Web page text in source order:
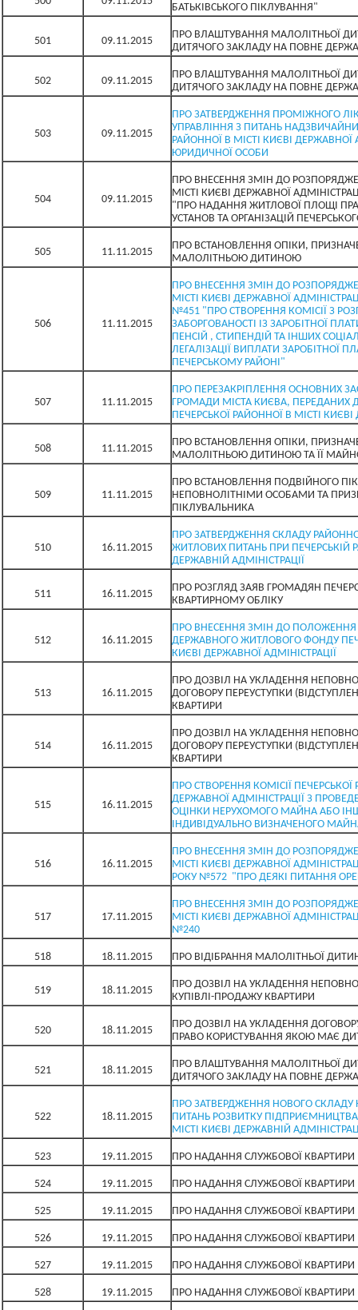
БАТЬКІВСЬКОГО ПІКЛУВАННЯ"
501 09.11.2015
ПРО ВЛАШТУВАННЯ МАЛОЛІТНЬОЇ
ДИТЯЧОГО ЗАКЛАДУ НА ПОВНЕ
502 09.11.2015
ПРО ВЛАШТУВАННЯ МАЛОЛІТНЬОЇ
ДИТЯЧОГО ЗАКЛАДУ НА ПОВНЕ
503 09.11.2015
ПРО ЗАТВЕРДЖЕННЯ ПРОМІЖНОГО
УПРАВЛІННЯ З ПИТАНЬ
РАЙОННОЇ В МІСТІ КИЄВІ ДЕРЖАВНОЇ
ЮРИДИЧНОЇ ОСОБИ
504 09.11.2015
ПРО ВНЕСЕННЯ ЗМІН ДО
МІСТІ КИЄВІ ДЕРЖАВНОЇ
"ПРО НАДАННЯ ЖИТЛОВОЇ ПЛОЩІ
УСТАНОВ ТА ОРГАНІЗАЦІЙ
505 11.11.2015
ПРО ВСТАНОВЛЕННЯ ОПІКИ,
МАЛОЛІТНЬОЮ ДИТИНОЮ
506 11.11.2015
ПРО ВНЕСЕННЯ ЗМІН ДО
МІСТІ КИЄВІ ДЕРЖАВНОЇ
№451 "ПРО СТВОРЕННЯ КОМІСІЇ З
ЗАБОРГОВАНОСТІ ІЗ ЗАРОБІТНОЇ
ПЕНСІЙ , СТИПЕНДІЙ ТА ІНШИХ
ЛЕГАЛІЗАЦІЇ ВИПЛАТИ ЗАРОБІТНОЇ
ПЕЧЕРСЬКОМУ РАЙОНІ"
507 11.11.2015
ПРО ПЕРЕЗАКРІПЛЕННЯ ОСНОВНИХ
ГРОМАДИ МІСТА КИЄВА, ПЕРЕДАНИХ
ПЕЧЕРСЬКОЇ РАЙОННОЇ В МІСТІ
508 11.11.2015
ПРО ВСТАНОВЛЕННЯ ОПІКИ,
МАЛОЛІТНЬОЮ ДИТИНОЮ ТА ЇЇ
509 11.11.2015
ПРО ВСТАНОВЛЕННЯ ПОДВІЙНОГО
НЕПОВНОЛІТНІМИ ОСОБАМИ ТА
ПІКЛУВАЛЬНИКА
510 16.11.2015
ПРО ЗАТВЕРДЖЕННЯ СКЛАДУ
ЖИТЛОВИХ ПИТАНЬ ПРИ ПЕЧЕРСЬКІЙ
ДЕРЖАВНІЙ АДМІНІСТРАЦІЇ
511 16.11.2015
ПРО РОЗГЛЯД ЗАЯВ ГРОМАДЯН
КВАРТИРНОМУ ОБЛІКУ
512 16.11.2015
ПРО ВНЕСЕННЯ ЗМІН ДО ПОЛОЖЕННЯ
ДЕРЖАВНОГО ЖИТЛОВОГО ФОНДУ
КИЄВІ ДЕРЖАВНОЇ АДМІНІСТРАЦІЇ
513 16.11.2015
ПРО ДОЗВІЛ НА УКЛАДЕННЯ
ДОГОВОРУ ПЕРЕУСТУПКИ
КВАРТИРИ
514 16.11.2015
ПРО ДОЗВІЛ НА УКЛАДЕННЯ
ДОГОВОРУ ПЕРЕУСТУПКИ
КВАРТИРИ
515 16.11.2015
ПРО СТВОРЕННЯ КОМІСІЇ ПЕЧЕРСЬКОЇ
ДЕРЖАВНОЇ АДМІНІСТРАЦІЇ З
ОЦІНКИ НЕРУХОМОГО МАЙНА АБО
ІНДИВІДУАЛЬНО ВИЗНАЧЕНОГО
516 16.11.2015
ПРО ВНЕСЕННЯ ЗМІН ДО
МІСТІ КИЄВІ ДЕРЖАВНОЇ
РОКУ №572 "ПРО ДЕЯКІ ПИТАННЯ
517 17.11.2015
ПРО ВНЕСЕННЯ ЗМІН ДО
МІСТІ КИЄВІ ДЕРЖАВНОЇ
№240
518 18.11.2015 ПРО ВІДІБРАННЯ МАЛОЛІТНЬОЇ
519 18.11.2015
ПРО ДОЗВІЛ НА УКЛАДЕННЯ
КУПІВЛІ-ПРОДАЖУ КВАРТИРИ
520 18.11.2015
ПРО ДОЗВІЛ НА УКЛАДЕННЯ
ПРАВО КОРИСТУВАННЯ ЯКОЮ МАЄ
521 18.11.2015
ПРО ВЛАШТУВАННЯ МАЛОЛІТНЬОЇ
ДИТЯЧОГО ЗАКЛАДУ НА ПОВНЕ
522 18.11.2015
ПРО ЗАТВЕРДЖЕННЯ НОВОГО СКЛАДУ
ПИТАНЬ РОЗВИТКУ
МІСТІ КИЄВІ ДЕРЖАВНІЙ
523 19.11.2015 ПРО НАДАННЯ СЛУЖБОВОЇ КВАРТИРИ
524 19.11.2015 ПРО НАДАННЯ СЛУЖБОВОЇ КВАРТИРИ
525 19.11.2015 ПРО НАДАННЯ СЛУЖБОВОЇ КВАРТИРИ
526 19.11.2015 ПРО НАДАННЯ СЛУЖБОВОЇ КВАРТИРИ
527 19.11.2015 ПРО НАДАННЯ СЛУЖБОВОЇ КВАРТИРИ
528 19.11.2015 ПРО НАДАННЯ СЛУЖБОВОЇ КВАРТИРИ